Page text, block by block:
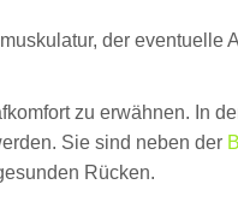
der eventuelle
zu erwähnen. In
Sie sind neben der
Rücken.